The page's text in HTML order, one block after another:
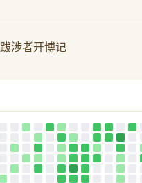
跋涉者开博记